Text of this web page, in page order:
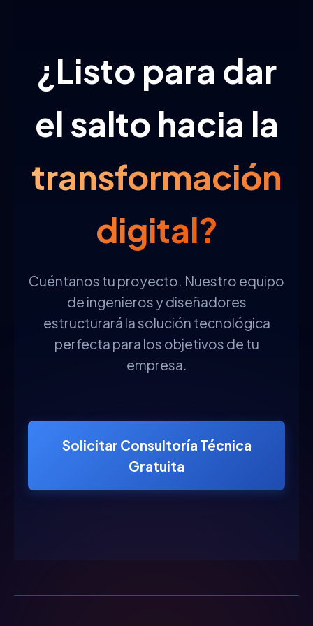
¿Listo para dar
el salto hacia la
transformación
digital?
Cuéntanos tu proyecto. Nuestro equipo
de ingenieros y diseñadores
estructurará la solución tecnológica
perfecta para los objetivos de tu
empresa.
Solicitar Consultoría Técnica
Gratuita